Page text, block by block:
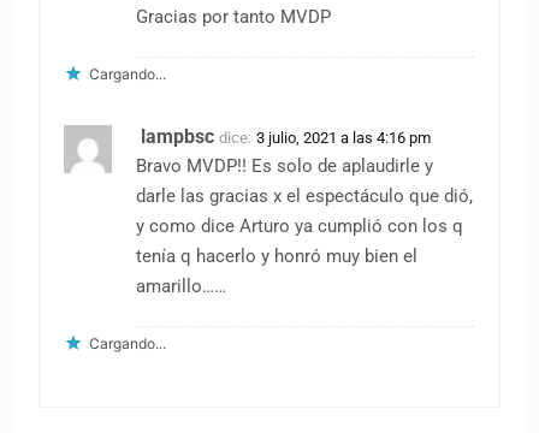
Gracias por tanto MVDP
Cargando...
lampbsc dice: 3 julio, 2021 a las 4:16 pm
Bravo MVDP!! Es solo de aplaudirle y
darle las gracias x el espectáculo que dió,
y como dice Arturo ya cumplió con los q
tenía q hacerlo y honró muy bien el
amarillo……
Cargando...